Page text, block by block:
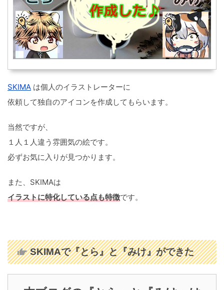
SKIMA は個人のイラストレーターに
依頼して独自のアイコンを作成してもらいます。
当然ですが、
１人１人違う雰囲気の絵です。
必ずお気に入りが見つかります。
また、SKIMAは
イラストに特化している点も特徴です。
SKIMAで『とら』と『みけ』ができた